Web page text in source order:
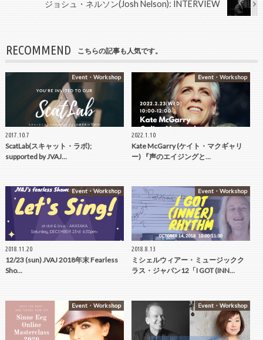
ジョシュ・ネルソン(Josh Nelson): INTERVIEW
RECOMMEND こちらの記事も人気です。
Event・Workshop
2017.10.7
ScatLab(スキャット・ラボ);
supported by JVAJ…
Event・Workshop
2022.1.10
Kate McGarry (ケイト・マクギャリ
ー) 『声のエイジングと…
Event・Workshop
2018.11.20
12/23 (sun) JVAJ 2018年末 Fearless
Sho…
Event・Workshop
2018.8.13
ミシェルウィアー・ミュージックク
ラス・ジャパン12「I GOT (INN…
Event・Workshop Event・Workshop